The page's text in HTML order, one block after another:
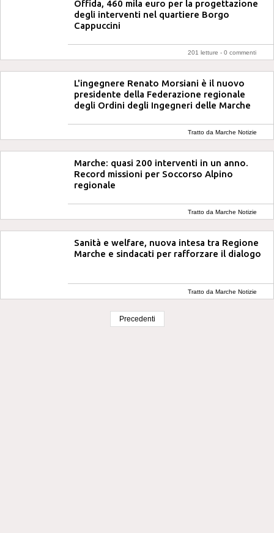
Offida, 460 mila euro per la progettazione
degli interventi nel quartiere Borgo
Cappuccini
201 letture - 0 commenti
L'ingegnere Renato Morsiani è il nuovo
presidente della Federazione regionale
degli Ordini degli Ingegneri delle Marche
Tratto da Marche Notizie
Marche: quasi 200 interventi in un anno.
Record missioni per Soccorso Alpino
regionale
Tratto da Marche Notizie
Sanità e welfare, nuova intesa tra Regione
Marche e sindacati per rafforzare il dialogo
Tratto da Marche Notizie
Precedenti